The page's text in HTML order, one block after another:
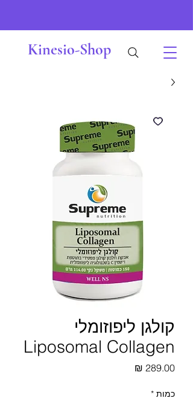
Kinesio-Shop
קולגן ליפוזומלי
Liposomal Collagen
כמות *